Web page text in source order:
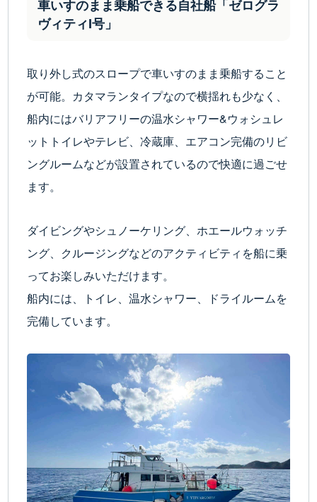
車いすのまま乗船できる自社船「ゼログラ
ヴィティI号」
取り外し式のスロープで車いすのまま乗船すること
が可能。カタマランタイプなので横揺れも少なく、
船内にはバリアフリーの温水シャワー&ウォシュレ
ットトイレやテレビ、冷蔵庫、エアコン完備のリビ
ングルームなどが設置されているので快適に過ごせ
ます。
ダイビングやシュノーケリング、ホエールウォッチ
ング、クルージングなどのアクティビティを船に乗
ってお楽しみいただけます。
船内には、トイレ、温水シャワー、ドライルームを
完備しています。